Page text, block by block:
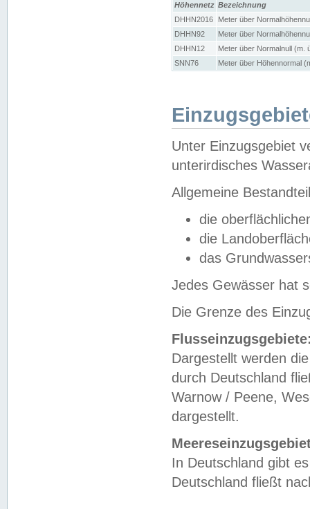
Höhennetz Bezeichnung
DHHN2016
Meter über
DHHN92
Meter über
DHHN12
Meter über Normalnull (m.
SNN76
Meter über Höhennormal
Unter Einzugsgebiet
unterirdisches
Allgemeine
die
die
das
Jedes Gewässer hat
Die Grenze des
Dargestellt werden
durch Deutschland
Warnow / Peene,
dargestellt.
In Deutschland gibt
Deutschland fließt